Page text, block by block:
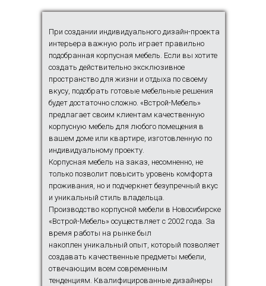
При создании индивидуального дизайн-проекта
интерьера важную роль играет правильно
подобранная корпусная мебель. Если вы хотите
создать действительно эксклюзивное
пространство для жизни и отдыха по своему
вкусу, подобрать готовые мебельные решения
будет достаточно сложно. «Встрой-Мебель»
предлагает своим клиентам качественную
корпусную мебель для любого помещения в
вашем доме или квартире, изготовленную по
индивидуальному проекту.
Корпусная мебель на заказ, несомненно, не
только позволит повысить уровень комфорта
проживания, но и подчеркнет безупречный вкус
и уникальный стиль владельца.
Производство корпусной мебели в Новосибирске
«Встрой-Мебель» осуществляет с 2002 года. За
время работы на рынке был
накоплен уникальный опыт, который позволяет
создавать качественные предметы мебели,
отвечающим всем современным
тенденциям. Квалифицированные дизайнеры